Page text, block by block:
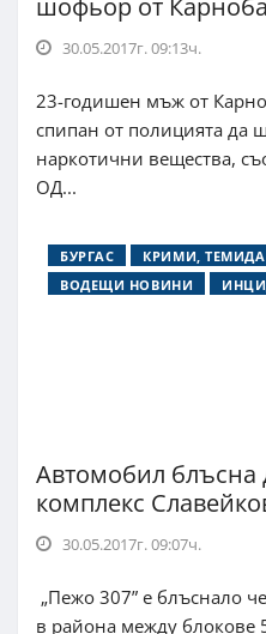
шофьор от
30.05.2017г. 09:13ч.
23-годишен мъж от
спипан от полицията да
наркотични вещества,
ОД...
БУРГАС КРИМИ, ТЕМИДА
ВОДЕЩИ НОВИНИ
Автомобил блъсна
комплекс
30.05.2017г. 09:07ч.
„Пежо 307” е блъснало
в района между блокове